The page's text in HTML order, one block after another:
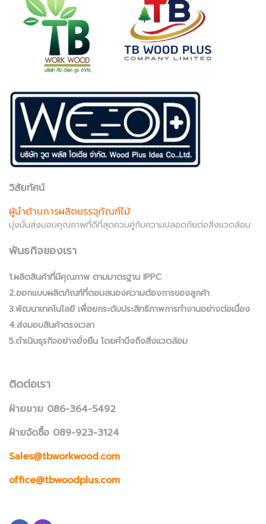
วิสัยทัศน์
ผู้นำด้านการผลิตบรรจุภัณฑ์ไม้
มุ่งมั่นส่งมอบคุณภาพที่ดีที่สุดควบคู่กับความปลอดภัยต่อสิ่งแวดล้อม
พันธกิจของเรา
1.ผลิตสินค้าที่มีคุณภาพ ตามมาตรฐาน IPPC
2.ออกแบบผลิตภัณฑ์ที่ตอบสนองความต้องการของลูกค้า
3.พัฒนาเทคโนโลยี เพื่อยกระดับประสิทธิภาพการทำงานอย่างต่อเนื่อง
4.ส่งมอบสินค้าตรงเวลา
5.ดำเนินธุรกิจอย่างยั่งยืน โดยคำนึงถึงสิ่งแวดล้อม
ติดต่อเรา
ฝ่ายขาย 086-364-5492
ฝ่ายจัดซื้อ 089-923-3124
Sales@tbworkwood.com
office@tbwoodplus.com